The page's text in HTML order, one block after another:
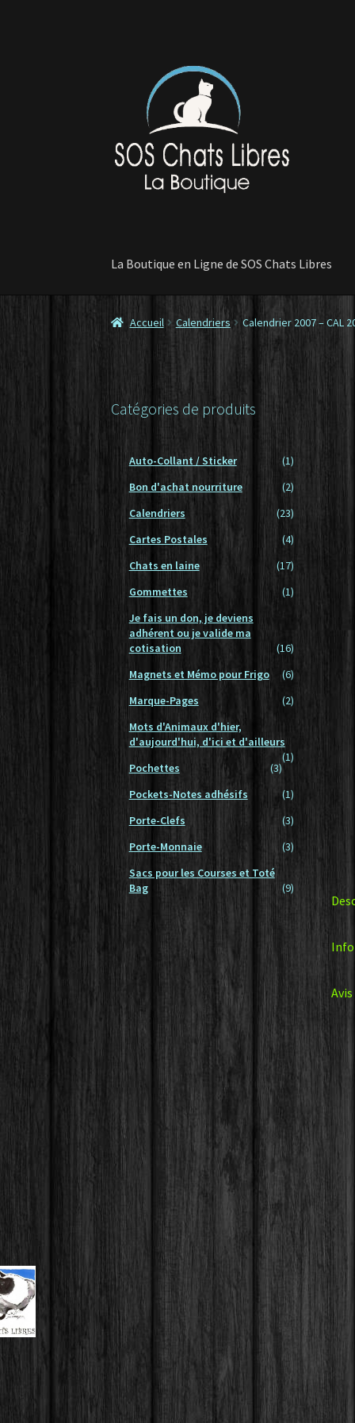
navigation
contenu
La Boutique en Ligne de SOS Chats Libres
Accueil Commande
Conditions générales de vente – Cnil – Loi
données
Nouveaux Produits
Accueil Calendriers Calendrier 2007 – CAL
Catégories de produits
Auto-Collant / Sticker
(1)
Bon d'achat nourriture
(2)
Calendriers
(23)
Cartes Postales
(4)
Chats en laine
(17)
Gommettes
(1)
Je fais un don, je deviens
adhérent ou je valide ma
cotisation
(16)
Magnets et Mémo pour Frigo
(6)
Marque-Pages
(2)
Mots d'Animaux d'hier,
d'aujourd'hui, d'ici et d'ailleurs
(1)
Pochettes
(3)
Pockets-Notes adhésifs
(1)
Porte-Clefs
(3)
Porte-Monnaie
(3)
Sacs pour les Courses et Toté
Bag
(9)